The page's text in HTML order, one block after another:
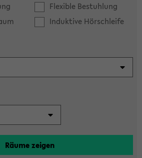
Flexible Bestuhlung
Induktive Hörschleife